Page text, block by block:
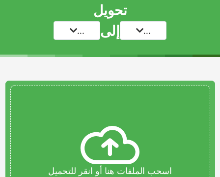
تحويل
... إلى ...
اسحب الملفات هنا أو انقر للتحميل